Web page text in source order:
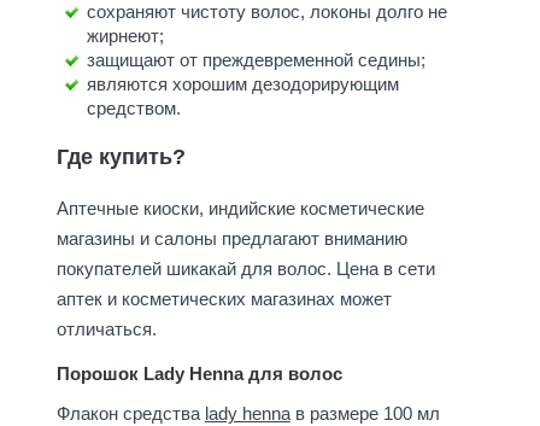
сохраняют чистоту волос, локоны долго не
жирнеют;
защищают от преждевременной седины;
являются хорошим дезодорирующим
средством.
Где купить?
Аптечные киоски, индийские косметические
магазины и салоны предлагают вниманию
покупателей шикакай для волос. Цена в сети
аптек и косметических магазинах может
отличаться.
Порошок Lady Henna для волос
Флакон средства lady hennaв размере 100 мл